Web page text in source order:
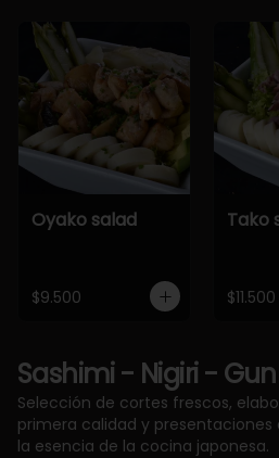
Oyako salad
$9.500
Tako
$11.500
Sashimi - Nigiri -
Selección de cortes frescos,
primera calidad y
la esencia de la cocina japonesa.